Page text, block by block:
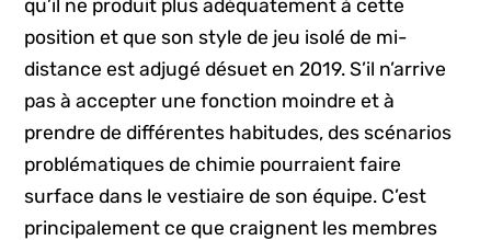
qu’il ne produit plus adéquatement à cette
position et que son style de jeu isolé de mi-
distance est adjugé désuet en 2019. S’il n’arrive
pas à accepter une fonction moindre et à
prendre de différentes habitudes, des scénarios
problématiques de chimie pourraient faire
surface dans le vestiaire de son équipe. C’est
principalement ce que craignent les membres